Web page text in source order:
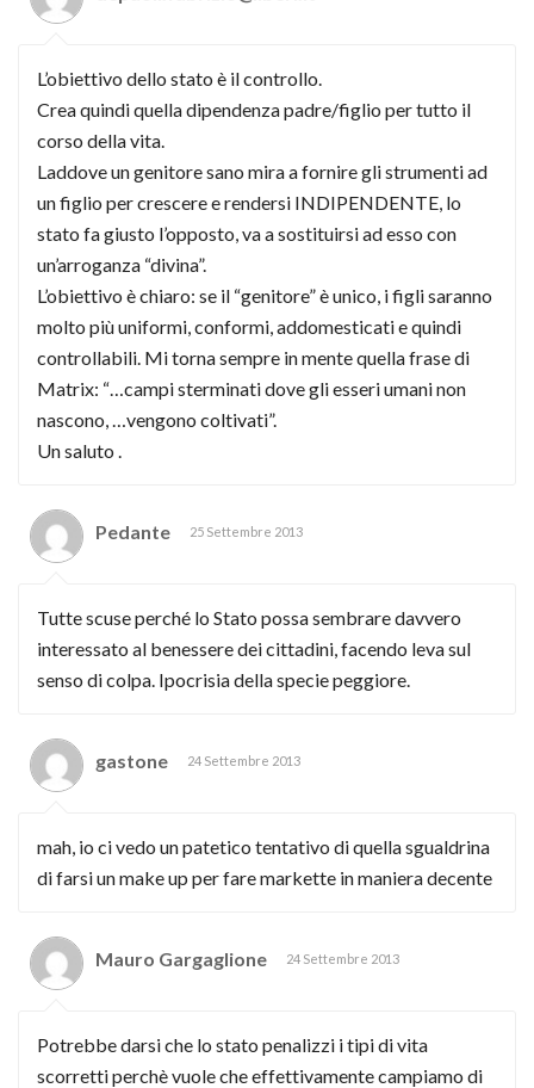
L’obiettivo dello stato è il controllo.
Crea quindi quella dipendenza padre/figlio per tutto il
corso della vita.
Laddove un genitore sano mira a fornire gli strumenti ad
un figlio per crescere e rendersi INDIPENDENTE, lo
stato fa giusto l’opposto, va a sostituirsi ad esso con
un’arroganza “divina”.
L’obiettivo è chiaro: se il “genitore” è unico, i figli saranno
molto più uniformi, conformi, addomesticati e quindi
controllabili. Mi torna sempre in mente quella frase di
Matrix: “…campi sterminati dove gli esseri umani non
nascono, …vengono coltivati”.
Un saluto .
Pedante 25 Settembre 2013
Tutte scuse perché lo Stato possa sembrare davvero
interessato al benessere dei cittadini, facendo leva sul
senso di colpa. Ipocrisia della specie peggiore.
gastone 24 Settembre 2013
mah, io ci vedo un patetico tentativo di quella sgualdrina
di farsi un make up per fare markette in maniera decente
Mauro Gargaglione 24 Settembre 2013
Potrebbe darsi che lo stato penalizzi i tipi di vita
scorretti perchè vuole che effettivamente campiamo di